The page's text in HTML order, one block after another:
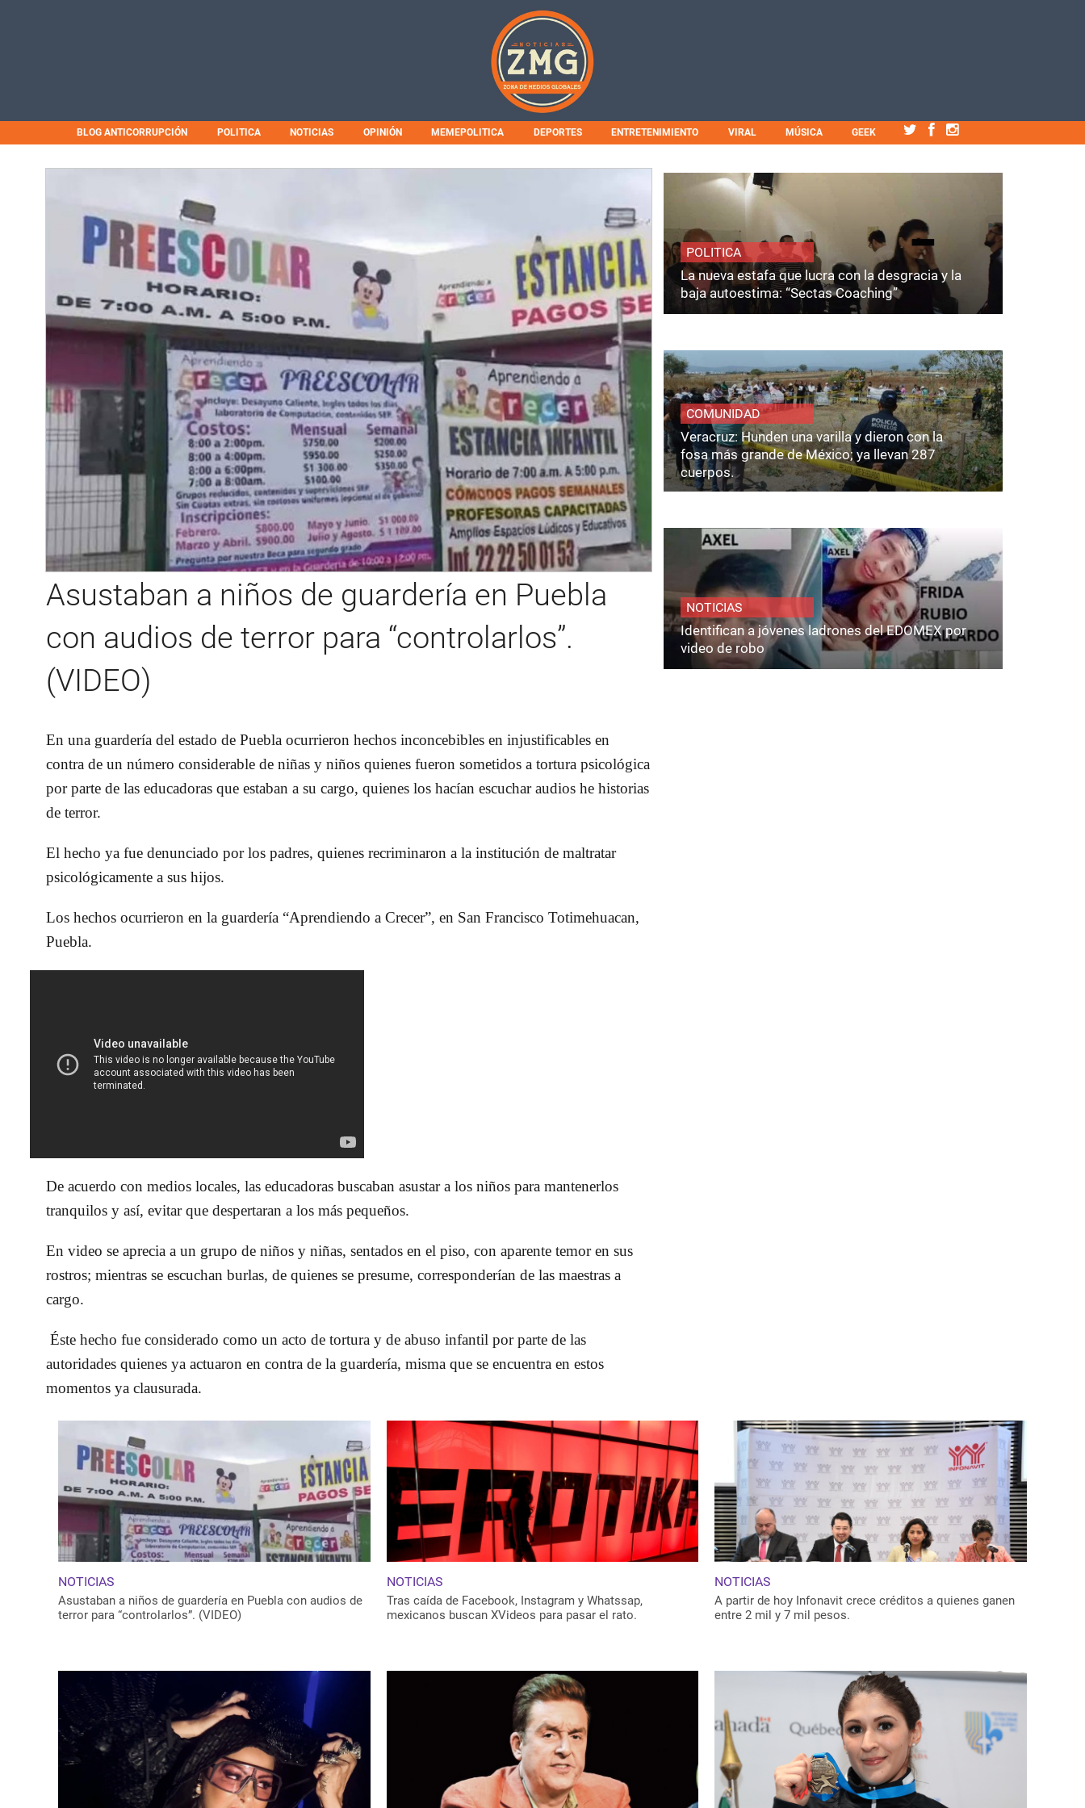
BLOG ANTICORRUPCIÓN POLITICA NOTICIAS OPINIÓN MEMEPOLITICA DEPORTES ENTRETENIMIENTO VIRAL MÚSICA GEEK
Asustaban a niños de guardería en Puebla
con audios de terror para “controlarlos”.
(VIDEO)
En una guardería del estado de Puebla ocurrieron hechos inconcebibles en injustificables en
contra de un número considerable de niñas y niños quienes fueron sometidos a tortura psicológica
por parte de las educadoras que estaban a su cargo, quienes los hacían escuchar audios he historias
de terror.
El hecho ya fue denunciado por los padres, quienes recriminaron a la institución de maltratar
psicológicamente a sus hijos.
Los hechos ocurrieron en la guardería “Aprendiendo a Crecer”, en San Francisco Totimehuacan,
Puebla.
De acuerdo con medios locales, las educadoras buscaban asustar a los niños para mantenerlos
tranquilos y así, evitar que despertaran a los más pequeños.
En video se aprecia a un grupo de niños y niñas, sentados en el piso, con aparente temor en sus
rostros; mientras se escuchan burlas, de quienes se presume, corresponderían de las maestras a
cargo.
Éste hecho fue considerado como un acto de tortura y de abuso infantil por parte de las
autoridades quienes ya actuaron en contra de la guardería, misma que se encuentra en estos
momentos ya clausurada.
POLITICA
La nueva estafa que lucra con la desgracia y la
baja autoestima: “Sectas Coaching”
COMUNIDAD
Veracruz: Hunden una varilla y dieron con la
fosa más grande de México; ya llevan 287
cuerpos.
NOTICIAS
Identifican a jóvenes ladrones del EDOMEX por
video de robo
NOTICIAS
Asustaban a niños de guardería en Puebla con audios de
terror para “controlarlos”. (VIDEO)
NOTICIAS
Tras caída de Facebook, Instagram y Whatssap,
mexicanos buscan XVideos para pasar el rato.
NOTICIAS
A partir de hoy Infonavit crece créditos a quienes ganen
entre 2 mil y 7 mil pesos.